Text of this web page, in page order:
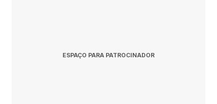
ESPAÇO PARA PATROCINADOR